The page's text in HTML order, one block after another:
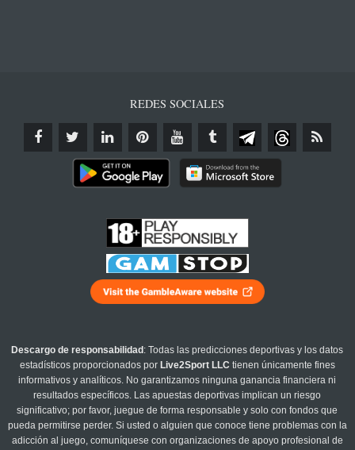
REDES SOCIALES
Descargo de responsabilidad : Todas las predicciones deportivas y los datos
estadísticos proporcionados por Live2Sport LLC tienen únicamente fines
informativos y analíticos. No garantizamos ninguna ganancia financiera ni
resultados específicos. Las apuestas deportivas implican un riesgo
significativo; por favor, juegue de forma responsable y solo con fondos que
pueda permitirse perder. Si usted o alguien que conoce tiene problemas con la
adicción al juego, comuníquese con organizaciones de apoyo profesional de